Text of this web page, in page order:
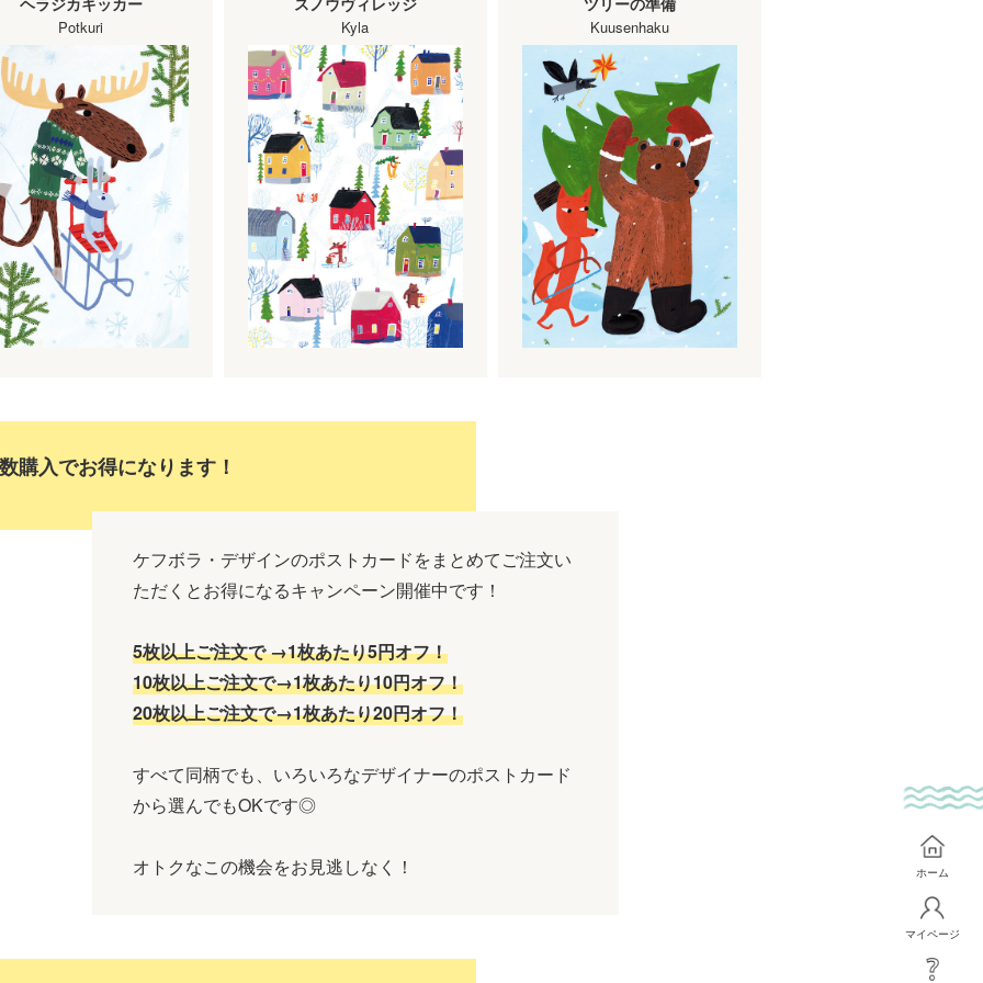
ホーム
マイページ
Potkuri Kyla Kuusenhaku
購入でお得になります！
ケフボラ・デザインのポストカードをまとめてご注文い
ただくとお得になるキャンペーン開催中です！
5枚以上ご注文で →1枚あたり5円オフ！
10枚以上ご注文で→1枚あたり10円オフ！
20枚以上ご注文で→1枚あたり20円オフ！
すべて同柄でも、いろいろなデザイナーのポストカード
から選んでもOKです◎
オトクなこの機会をお見逃しなく！